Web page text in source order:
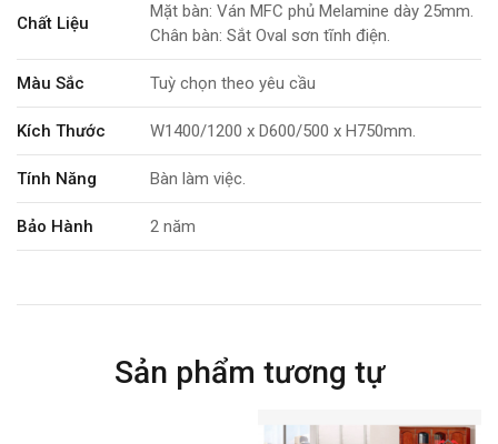
Chất Liệu
Mặt bàn: Ván MFC phủ Melamine dày 25mm.
Chân bàn: Sắt Oval sơn tĩnh điện.
Màu Sắc Tuỳ chọn theo yêu cầu
Kích Thước W1400/1200 x D600/500 x H750mm.
Tính Năng Bàn làm việc.
Bảo Hành 2 năm
Sản phẩm tương tự